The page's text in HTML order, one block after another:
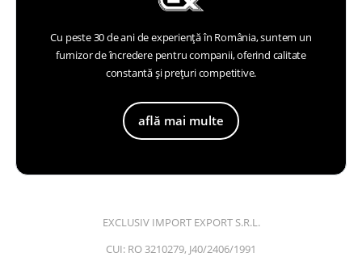
Cu peste 30 de ani de experiență în România, suntem un
furnizor de încredere pentru companii, oferind calitate
constantă și prețuri competitive.
află mai multe
EXCLUSIV IMPORT EXPORT S.R.L.
CUI: RO 3210279, J40/2406/1991